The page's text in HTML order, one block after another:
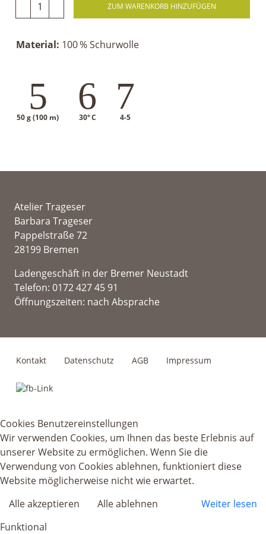
ZUM WARENKORB HINZUFÜGEN
Material: 100 % Schurwolle
5 6 7
50 g (100 m) 30° C 4-5
Atelier Trageser
Barbara Trageser
Pappelstraße 72
28199 Bremen
Ladengeschäft in der Bremer Neustadt
Telefon: 0172 427 45 91
Öffnungszeiten: nach Absprache
Kontakt Datenschutz AGB Impressum
Cookies Benutzereinstellungen
Wir verwenden Cookies, um Ihnen das beste Erlebnis auf
unserer Website zu ermöglichen. Wenn Sie die
Verwendung von Cookies ablehnen, funktioniert diese
Website möglicherweise nicht wie erwartet.
Alle akzeptieren
Alle ablehnen
Weiter lesen
Funktional